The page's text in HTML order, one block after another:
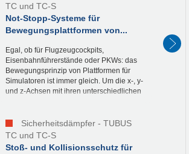
TC und TC-S
Not-Stopp-Systeme für
Bewegungsplattformen von...
Egal, ob für Flugzeugcockpits,
Eisenbahnführerstände oder PKWs: das
Bewegungsprinzip von Plattformen für
Simulatoren ist immer gleich. Um die x-, y-
und z-Achsen mit ihren unterschiedlichen
Sicherheitsdämpfer - TUBUS
TC und TC-S
Stoß- und Kollisionsschutz für